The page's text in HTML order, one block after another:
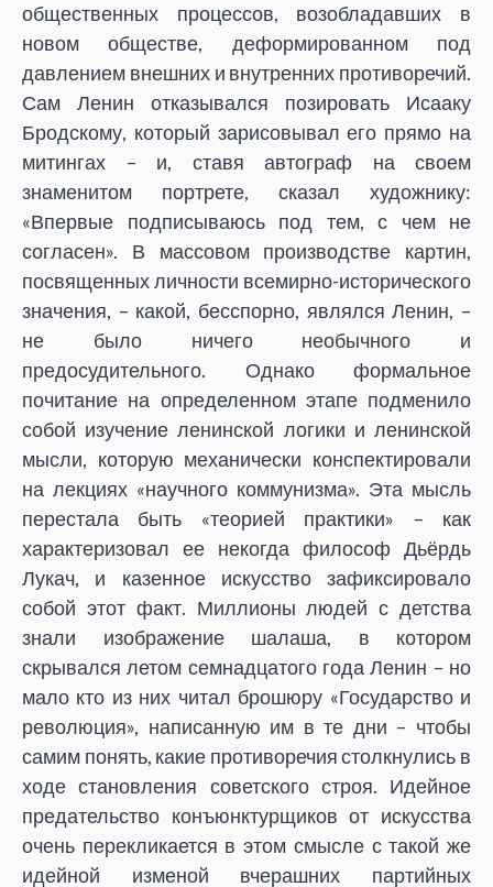
общественных процессов, возобладавших в
новом обществе, деформированном под
давлением внешних и внутренних противоречий.
Сам Ленин отказывался позировать Исааку
Бродскому, который зарисовывал его прямо на
митингах – и, ставя автограф на своем
знаменитом портрете, сказал художнику:
«Впервые подписываюсь под тем, с чем не
согласен». В массовом производстве картин,
посвященных личности всемирно-исторического
значения, – какой, бесспорно, являлся Ленин, –
не было ничего необычного и
предосудительного. Однако формальное
почитание на определенном этапе подменило
собой изучение ленинской логики и ленинской
мысли, которую механически конспектировали
на лекциях «научного коммунизма». Эта мысль
перестала быть «теорией практики» – как
характеризовал ее некогда философ Дьёрдь
Лукач, и казенное искусство зафиксировало
собой этот факт. Миллионы людей с детства
знали изображение шалаша, в котором
скрывался летом семнадцатого года Ленин – но
мало кто из них читал брошюру «Государство и
революция», написанную им в те дни – чтобы
самим понять, какие противоречия столкнулись в
ходе становления советского строя. Идейное
предательство конъюнктурщиков от искусства
очень перекликается в этом смысле с такой же
идейной изменой вчерашних партийных